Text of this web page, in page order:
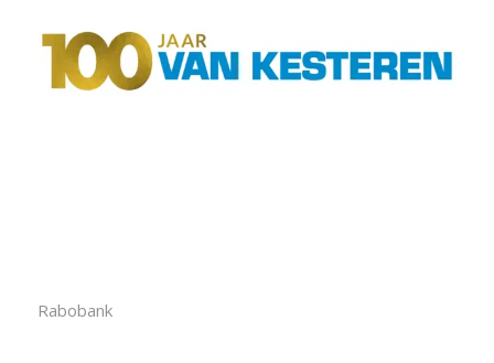
Rabobank